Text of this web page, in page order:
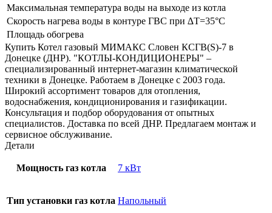
Максимальная температура воды на выходе из котла
Скорость нагрева воды в контуре ГВС при ∆Т=35°С
Площадь обогрева
Купить Котел газовый МИМАКС Словен КСГВ(S)-7 в
Донецке (ДНР). "КОТЛЫ-КОНДИЦИОНЕРЫ" –
специализированный интернет-магазин климатической
техники в Донецке. Работаем в Донецке с 2003 года.
Широкий ассортимент товаров для отопления,
водоснабжения, кондиционирования и газификации.
Консультация и подбор оборудования от опытных
специалистов. Доставка по всей ДНР. Предлагаем монтаж и
сервисное обслуживание.
Детали
Мощность газ котла 7 кВт
Тип установки газ котла Напольный